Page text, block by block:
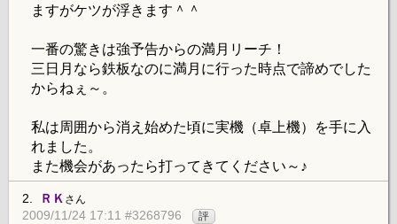
ますがケツが浮きます＾＾
一番の驚きは強予告からの満月リーチ！
三日月なら鉄板なのに満月に行った時点で諦めでした
からねぇ～。
私は周囲から消え始めた頃に実機（卓上機）を手に入
れました。
また機会があったら打ってきてください～♪
2. ＲＫ さん
2009/11/24 17:11 #3268796 評